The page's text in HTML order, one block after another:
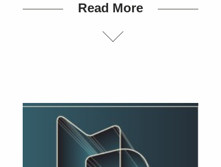
Read More